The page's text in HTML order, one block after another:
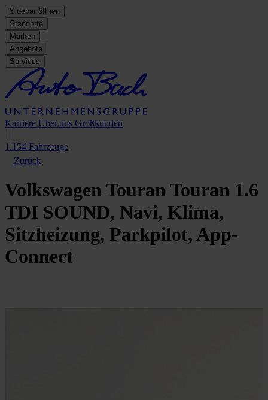
Sidebar öffnen
Standorte
Marken
Angebote
Services
Karriere Über uns Großkunden
1.154 Fahrzeuge
Zurück
Volkswagen Touran Touran 1.6
TDI SOUND, Navi, Klima,
Sitzheizung, Parkpilot, App-
Connect